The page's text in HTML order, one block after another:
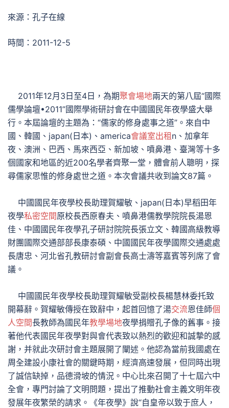
來源：孔子在線
時間：2011-12-5
2011年12月3日至4日，為期聚會場地兩天的第八屆“國際
儒學論壇•2011”國際學術研討會在中國國民年夜學盛大舉
行。本屆論壇的主題為：“儒家的修身處事之道”。來自中
國、韓國、japan(日本)、america會議室出租 n、加拿年
夜、澳洲、巴西、馬來西亞、新加坡、噴鼻港、臺灣等十多
個國家和地區的近200名學者齊聚一堂，體會前人聰明，探
尋儒家思惟的修身處世之道。本次會議共收到論文87篇。
中國國民年夜學校長助理賀耀敏、japan(日本)早稻田年
夜學私密空間原校長西原春夫、噴鼻港儒教學院院長湯恩
佳、中國國民年夜學孔子研討院院長張立文、韓國高級教導
財團國際交通部部長康泰碩、中國國民年夜學國際交通處處
長唐忠、河北省孔教研討會副會長高士濤等嘉賓等列席了會
議。
中國國民年夜學校長助理賀耀敏受副校長楊慧林委托致
開幕辭。賀耀敏傳授在致辭中，起首回憶了湯交流恩佳師個
人空間長教師為國民年教學場地夜學捐贈孔子像的舊事。接
著他代表國民年夜學對與會代表致以熱烈的歡迎和誠摯的感
謝，并就此次研討會主題展開了闡述。他認為當前我國處在
周全建設小康社會的關鍵時期，經濟高速發展，但同時出現
了誠信缺掉，品德滑坡的情況。中心比來召開了十七屆六中
全會，專門討論了文明問題，提出了推動社會主義文明年夜
發展年夜繁榮的請求。《年夜學》說“自皇帝以致于庶人，